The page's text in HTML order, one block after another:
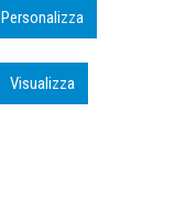
Personalizza
Visualizza